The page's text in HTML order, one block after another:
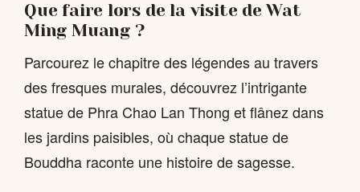
Que faire lors de la visite de Wat
Ming Muang ?
Parcourez le chapitre des légendes au travers
des fresques murales, découvrez l’intrigante
statue de Phra Chao Lan Thong et flânez dans
les jardins paisibles, où chaque statue de
Bouddha raconte une histoire de sagesse.